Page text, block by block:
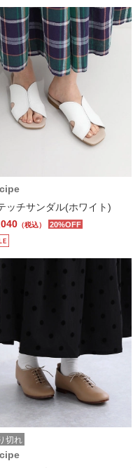
ッチサンダル(ホワイト)
（税込） 20%OFF
切れ